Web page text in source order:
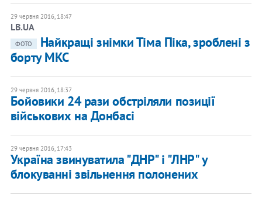
29 червня 2016, 18:47
LB.UA
ФОТО
Найкращі знімки Тіма Піка, зроблені з
борту МКС
29 червня 2016, 18:37
Бойовики 24 рази обстріляли позиції
військових на Донбасі
29 червня 2016, 17:43
Україна звинуватила "ДНР" і "ЛНР" у
блокуванні звільнення полонених